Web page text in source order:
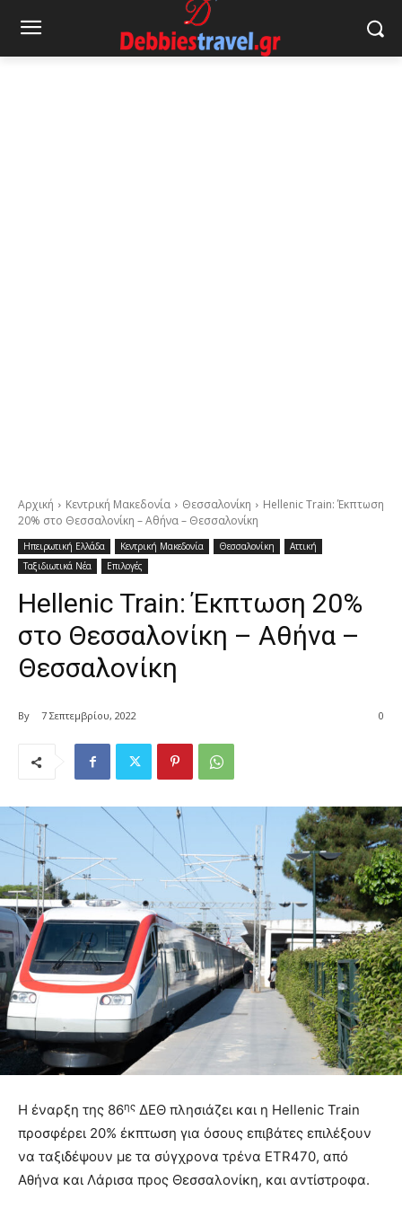
Αρχική Κεντρική Μακεδονία Θεσσαλονίκη
Hellenic Train: Έκπτωση
20% στο Θεσσαλονίκη – Αθήνα – Θεσσαλονίκη
Ηπειρωτική Ελλάδα Κεντρική Μακεδονία Θεσσαλονίκη
Αττική
Ταξιδιωτικά Νέα
Επιλογές
Hellenic Train: Έκπτωση 20%
στο Θεσσαλονίκη – Αθήνα –
Θεσσαλονίκη
By 7 Σεπτεμβρίου, 2022 0
Η έναρξη της 86ης ΔΕΘ πλησιάζει και η Hellenic Train
προσφέρει 20% έκπτωση για όσους επιβάτες επιλέξουν
να ταξιδέψουν με τα σύγχρονα τρένα ETR470, από
Αθήνα και Λάρισα προς Θεσσαλονίκη, και αντίστροφα.